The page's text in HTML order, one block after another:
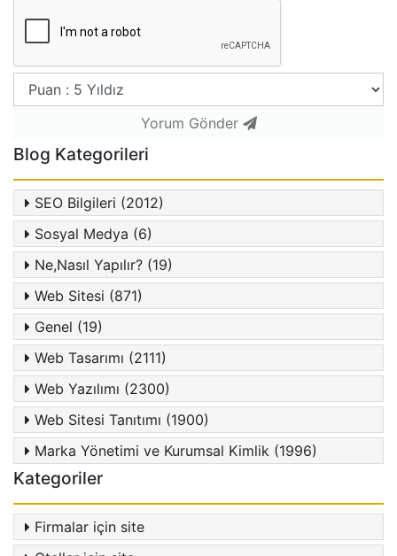
Yorum Gönder
Blog Kategorileri
SEO Bilgileri (2012)
Sosyal Medya (6)
Ne,Nasıl Yapılır? (19)
Web Sitesi (871)
Genel (19)
Web Tasarımı (2111)
Web Yazılımı (2300)
Web Sitesi Tanıtımı (1900)
Marka Yönetimi ve Kurumsal Kimlik (1996)
Kategoriler
Firmalar için site